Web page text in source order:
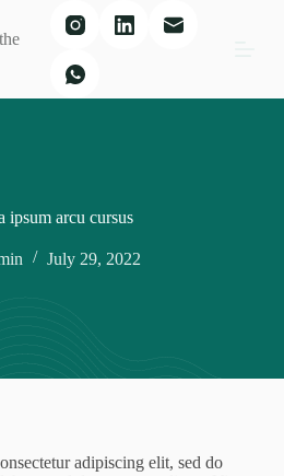
ipsum arcu cursus
July 29, 2022
adipiscing elit, sed do